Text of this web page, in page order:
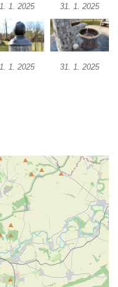
1. 2025 31. 1. 2025
1. 2025 31. 1. 2025